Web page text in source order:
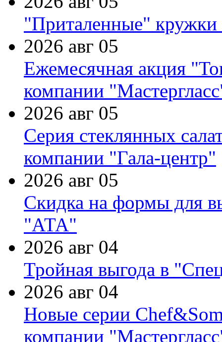
"Приталенные" кружки
2026 авг 05
Ежемесячная акция
компании
2026 авг 05
Серия стеклянных
компании "Гала-центр"
2026 авг 05
Скидка на формы для
"АТА"
2026 авг 04
Тройная выгода в
2026 авг 04
Новые серии
компании